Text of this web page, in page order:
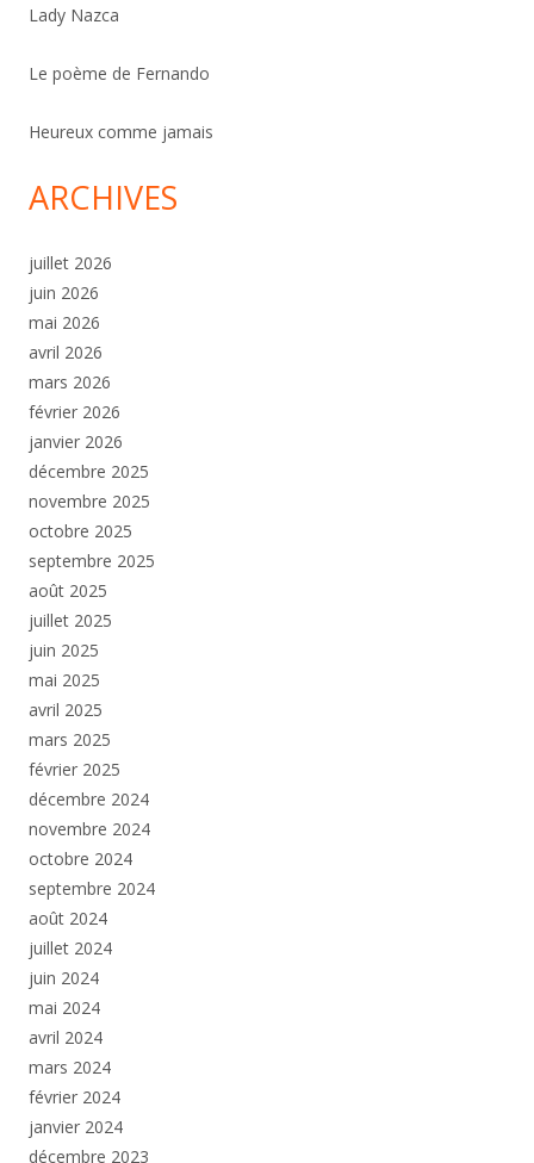
Lady Nazca
Le poème de Fernando
Heureux comme jamais
ARCHIVES
juillet 2026
juin 2026
mai 2026
avril 2026
mars 2026
février 2026
janvier 2026
décembre 2025
novembre 2025
octobre 2025
septembre 2025
août 2025
juillet 2025
juin 2025
mai 2025
avril 2025
mars 2025
février 2025
décembre 2024
novembre 2024
octobre 2024
septembre 2024
août 2024
juillet 2024
juin 2024
mai 2024
avril 2024
mars 2024
février 2024
janvier 2024
décembre 2023